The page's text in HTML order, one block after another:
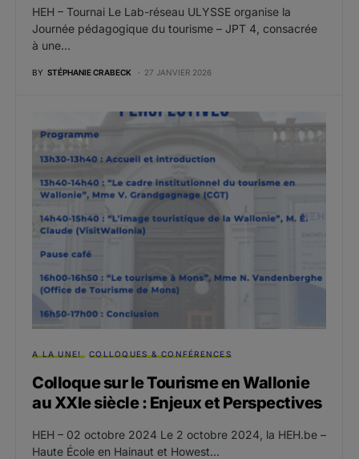
HEH – Tournai Le Lab-réseau ULYSSE organise la
Journée pédagogique du tourisme – JPT 4, consacrée
à une…
BY STÉPHANIE CRABECK 27 JANVIER 2026
A LA UNE! COLLOQUES & CONFÉRENCES
Colloque sur le Tourisme en Wallonie
au XXIe siècle : Enjeux et Perspectives
HEH – 02 octobre 2024 Le 2 octobre 2024, la HEH.be –
Haute École en Hainaut et Howest…